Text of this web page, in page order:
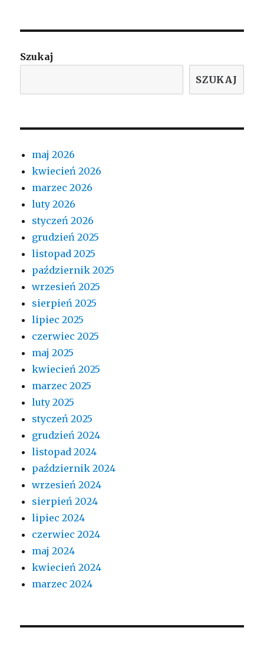
Szukaj
SZUKAJ
maj 2026
kwiecień 2026
marzec 2026
luty 2026
styczeń 2026
grudzień 2025
listopad 2025
październik 2025
wrzesień 2025
sierpień 2025
lipiec 2025
czerwiec 2025
maj 2025
kwiecień 2025
marzec 2025
luty 2025
styczeń 2025
grudzień 2024
listopad 2024
październik 2024
wrzesień 2024
sierpień 2024
lipiec 2024
czerwiec 2024
maj 2024
kwiecień 2024
marzec 2024